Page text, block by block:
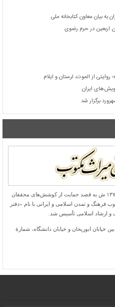
بیان معاون کتابخانه ملی
اربعین در حرم رضوی
از الموت، لرستان و ایلام
ایران
برگزار شد
مؤسسه پژوهشی میراث مكتوب در سال ۱۳۷۲ ش به قصد حمایت از كوشش‌های محققان
فرهنگ و تمدن اسلامی و ایرانی با نام «دفتر
و ارشاد اسلامی تأسیس شد.
خیابان ابوریحان و خیابان دانشگاه، شمارۀ